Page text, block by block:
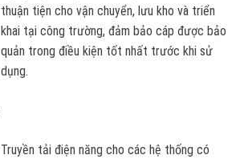
thuận tiện cho vận chuyển, lưu kho và triển
khai tại công trường, đảm bảo cáp được bảo
quản trong điều kiện tốt nhất trước khi sử
dụng.
Truyền tải điện năng cho các hệ thống có